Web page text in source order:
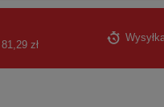
81,29 zł